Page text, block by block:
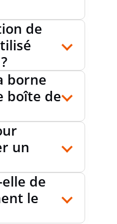
de
borne
boîte de
un
de
le